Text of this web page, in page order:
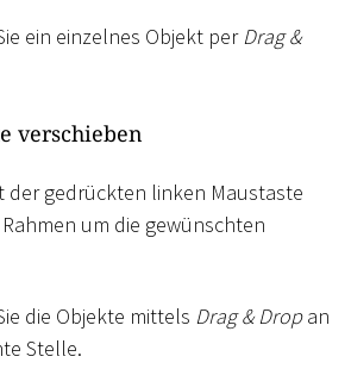
ein einzelnes Objekt perDrag &
verschieben
der gedrückten linken Maustaste
um die gewünschten
die Objekte mittels Drag & Dropan
Stelle.